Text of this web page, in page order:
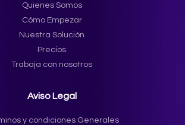
Quienes Somos
Cómo Empezar
Nuestra Solución
Precios
Trabaja con nosotros
Aviso Legal
y condiciones Generales